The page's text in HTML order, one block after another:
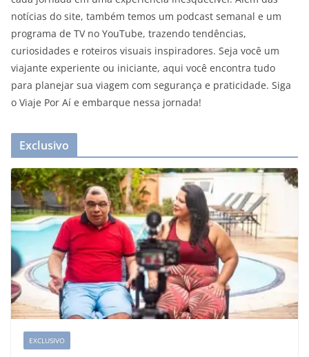
notícias do site, também temos um podcast semanal e um
programa de TV no YouTube, trazendo tendências,
curiosidades e roteiros visuais inspiradores. Seja você um
viajante experiente ou iniciante, aqui você encontra tudo
para planejar sua viagem com segurança e praticidade. Siga
o Viaje Por Aí e embarque nessa jornada!
Exclusivo
EXCLUSIVO